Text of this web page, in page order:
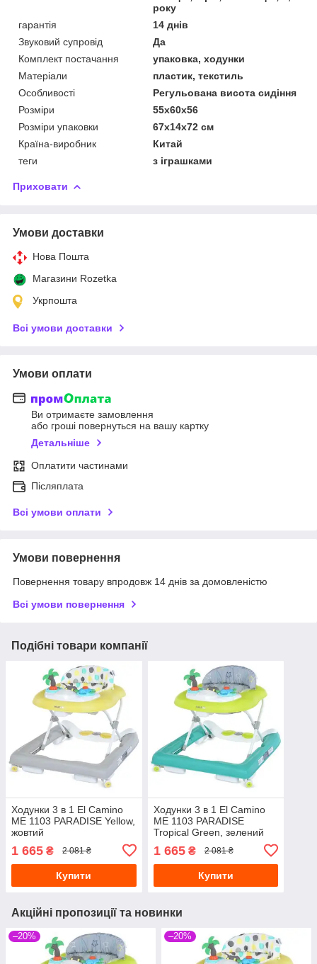
року
гарантія
14 днів
Звуковий супровід
Да
Комплект постачання
упаковка, ходунки
Матеріали
пластик, текстиль
Особливості
Регульована висота сидіння
Розміри
55x60x56
Розміри упаковки
67x14x72 см
Країна-виробник
Китай
теги
з іграшками
Приховати
Умови доставки
Нова Пошта
Магазини Rozetka
Укрпошта
Всі умови доставки
Умови оплати
Ви отримаєте замовлення
або гроші повернуться на вашу картку
Детальніше
Оплатити частинами
Післяплата
Всі умови оплати
Умови повернення
Повернення товару впродовж 14 днів за домовленістю
Всі умови повернення
Подібні товари компанії
Ходунки 3 в 1 El Camino
ME 1103 PARADISE Yellow,
жовтий
1 665 ₴ 2 081 ₴
Купити
Ходунки 3 в 1 El Camino
ME 1103 PARADISE
Tropical Green, зелений
1 665₴ 2 081 ₴
Купити
Акційні пропозиції та новинки
–20% –20%